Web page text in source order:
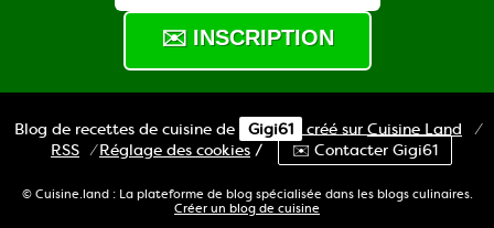
Blog de recettes de cuisine de Gigi61 créé sur Cuisine Land
⁄
RSS ⁄Réglage des cookies / ✉️ Contacter Gigi61
© Cuisine.land : La plateforme de blog spécialisée dans les blogs culinaires.
Créer un blog de cuisine